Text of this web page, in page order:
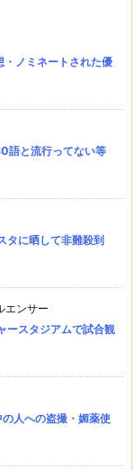
・ノミネートされた優
語と流行ってない等
タに晒して非難殺到
エンサー
ースタジアムで試合観
人への盗撮・媚薬使